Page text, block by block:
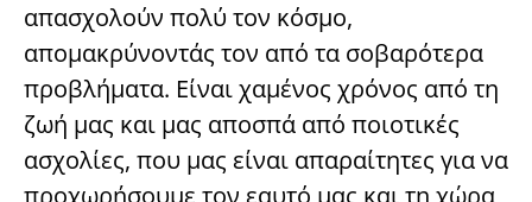
απασχολούν πολύ τον κόσμο,
απομακρύνοντάς τον από τα σοβαρότερα
προβλήματα. Είναι χαμένος χρόνος από τη
ζωή µας και µας αποσπά από ποιοτικές
ασχολίες, που µας είναι απαραίτητες για να